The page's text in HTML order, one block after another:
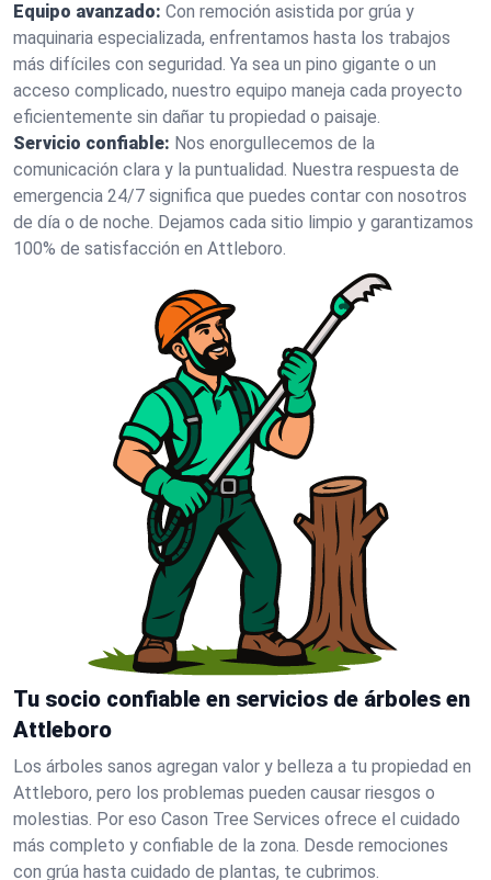
Equipo avanzado: Con remoción asistida por grúa y
maquinaria especializada, enfrentamos hasta los trabajos
más difíciles con seguridad. Ya sea un pino gigante o un
acceso complicado, nuestro equipo maneja cada proyecto
eficientemente sin dañar tu propiedad o paisaje.
Servicio confiable: Nos enorgullecemos de la
comunicación clara y la puntualidad. Nuestra respuesta de
emergencia 24/7 significa que puedes contar con nosotros
de día o de noche. Dejamos cada sitio limpio y garantizamos
100% de satisfacción en Attleboro.
Tu socio confiable en servicios de árboles en
Attleboro
Los árboles sanos agregan valor y belleza a tu propiedad en
Attleboro, pero los problemas pueden causar riesgos o
molestias. Por eso Cason Tree Services ofrece el cuidado
más completo y confiable de la zona. Desde remociones
con grúa hasta cuidado de plantas, te cubrimos.